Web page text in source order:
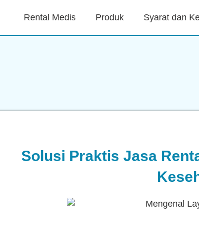
Rental Medis Produk Syarat dan
Solusi Praktis Jasa